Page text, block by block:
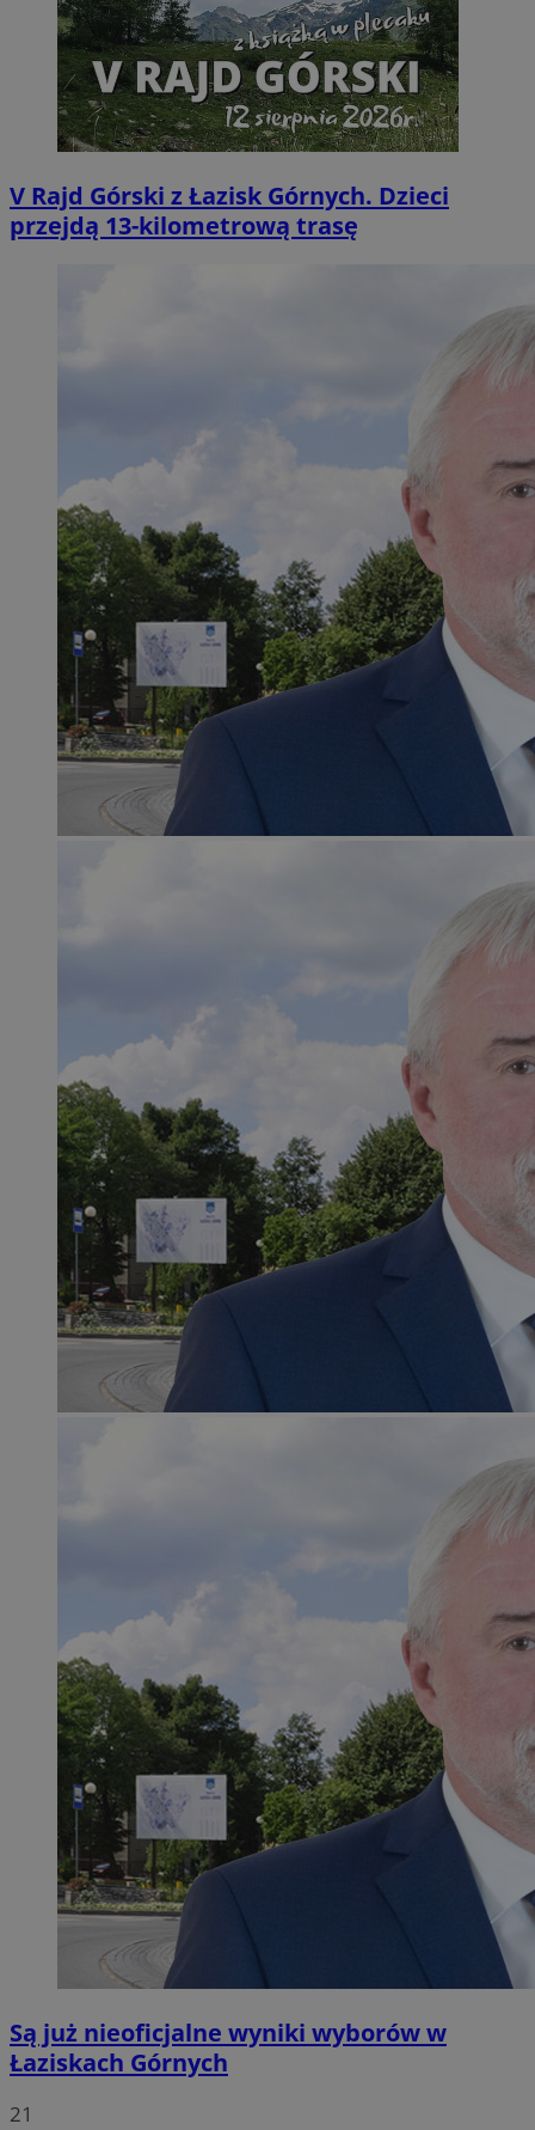
V Rajd Górski z Łazisk Górnych. Dzieci
przejdą 13-kilometrową trasę
Są już nieoficjalne wyniki wyborów w
Łaziskach Górnych
21